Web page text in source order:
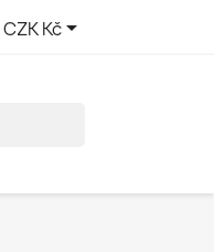
CZK Kč